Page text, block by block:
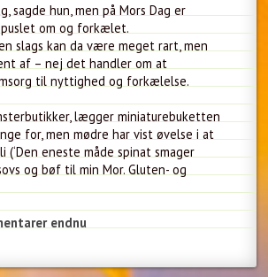
sagde hun, men på Mors Dag er
om og forkælet.
slags kan da være meget rart, men
af – nej det handler om at
til nyttighed og forkælelse.
lægger miniaturebuketten
for, men mødre har vist øvelse i at
eneste måde spinat smager
og bøf til min Mor. Gluten- og
endnu